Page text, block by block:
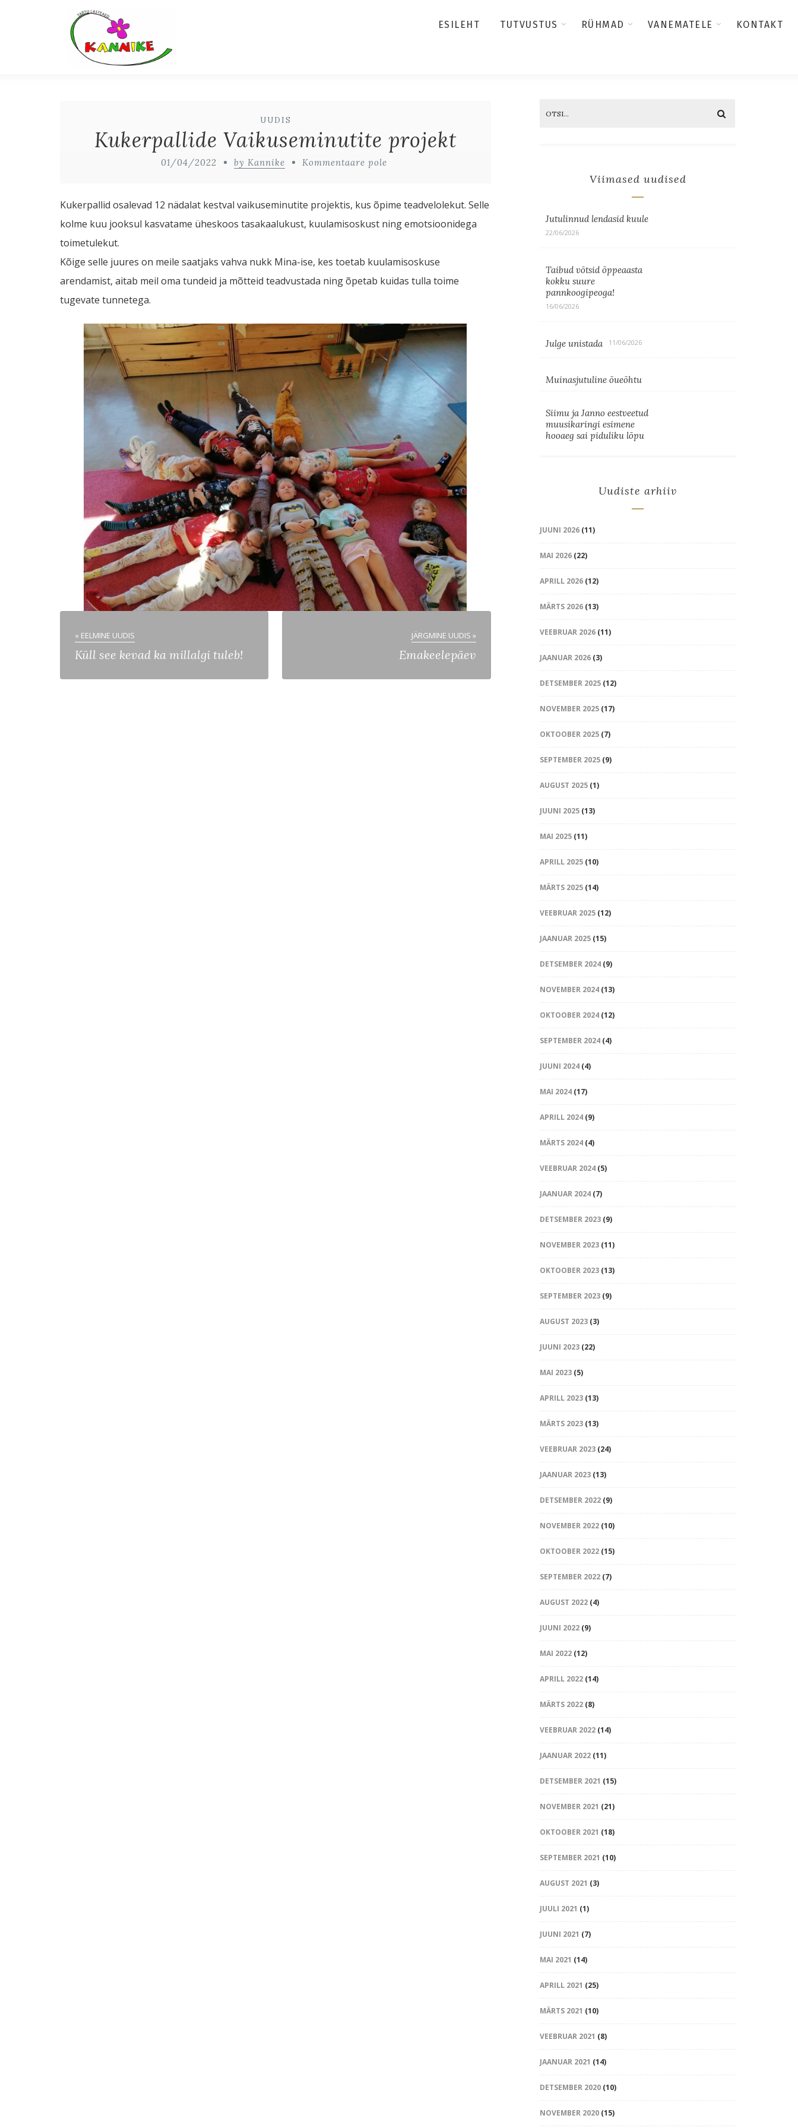
ESILEHT TUTVUSTUS RÜHMAD VANEMATELE KONTAKT
UUDIS
Kukerpallide Vaikuseminutite projekt
01/04/2022 by Kannike Kommentaare pole
Kukerpallid osalevad 12 nädalat kestval vaikuseminutite projektis, kus õpime teadvelolekut. Selle
kolme kuu jooksul kasvatame üheskoos tasakaalukust, kuulamisoskust ning emotsioonidega
toimetulekut.
Kõige selle juures on meile saatjaks vahva nukk Mina-ise, kes toetab kuulamisoskuse
arendamist, aitab meil oma tundeid ja mõtteid teadvustada ning õpetab kuidas tulla toime
tugevate tunnetega.
« EELMINE UUDIS
Küll see kevad ka millalgi tuleb!
JÄRGMINE UUDIS »
Emakeelepäev
Viimased uudised
Jutulinnud lendasid kuule
22/06/2026
Taibud võtsid õppeaasta
kokku suure
pannkoogipeoga!
16/06/2026
Julge unistada 11/06/2026
Muinasjutuline õueõhtu
Siimu ja Janno eestveetud
muusikaringi esimene
hooaeg sai piduliku lõpu
Uudiste arhiiv
JUUNI 2026(11)
MAI 2026(22)
APRILL 2026(12)
MÄRTS 2026(13)
VEEBRUAR 2026(11)
JAANUAR 2026(3)
DETSEMBER 2025(12)
NOVEMBER 2025(17)
OKTOOBER 2025(7)
SEPTEMBER 2025(9)
AUGUST 2025(1)
JUUNI 2025(13)
MAI 2025(11)
APRILL 2025(10)
MÄRTS 2025(14)
VEEBRUAR 2025(12)
JAANUAR 2025(15)
DETSEMBER 2024(9)
NOVEMBER 2024(13)
OKTOOBER 2024(12)
SEPTEMBER 2024(4)
JUUNI 2024(4)
MAI 2024(17)
APRILL 2024(9)
MÄRTS 2024(4)
VEEBRUAR 2024(5)
JAANUAR 2024(7)
DETSEMBER 2023(9)
NOVEMBER 2023(11)
OKTOOBER 2023(13)
SEPTEMBER 2023(9)
AUGUST 2023(3)
JUUNI 2023(22)
MAI 2023(5)
APRILL 2023(13)
MÄRTS 2023(13)
VEEBRUAR 2023(24)
JAANUAR 2023(13)
DETSEMBER 2022(9)
NOVEMBER 2022(10)
OKTOOBER 2022(15)
SEPTEMBER 2022(7)
AUGUST 2022(4)
JUUNI 2022(9)
MAI 2022(12)
APRILL 2022(14)
MÄRTS 2022(8)
VEEBRUAR 2022(14)
JAANUAR 2022(11)
DETSEMBER 2021 (15)
NOVEMBER 2021 (21)
OKTOOBER 2021 (18)
SEPTEMBER 2021 (10)
AUGUST 2021 (3)
JUULI 2021 (1)
JUUNI 2021 (7)
MAI 2021 (14)
APRILL 2021 (25)
MÄRTS 2021 (10)
VEEBRUAR 2021 (8)
JAANUAR 2021 (14)
DETSEMBER 2020(10)
NOVEMBER 2020(15)